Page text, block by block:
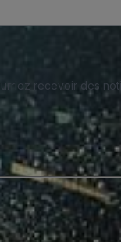
recevoir des